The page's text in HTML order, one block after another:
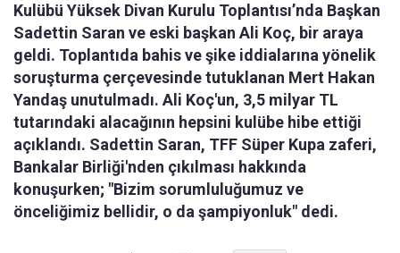
Kulübü Yüksek Divan Kurulu Toplantısı’nda Başkan
Sadettin Saran ve eski başkan Ali Koç, bir araya
geldi. Toplantıda bahis ve şike iddialarına yönelik
soruşturma çerçevesinde tutuklanan Mert Hakan
Yandaş unutulmadı. Ali Koç'un, 3,5 milyar TL
tutarındaki alacağının hepsini kulübe hibe ettiği
açıklandı. Sadettin Saran, TFF Süper Kupa zaferi,
Bankalar Birliği'nden çıkılması hakkında
konuşurken; "Bizim sorumluluğumuz ve
önceliğimiz bellidir, o da şampiyonluk" dedi.